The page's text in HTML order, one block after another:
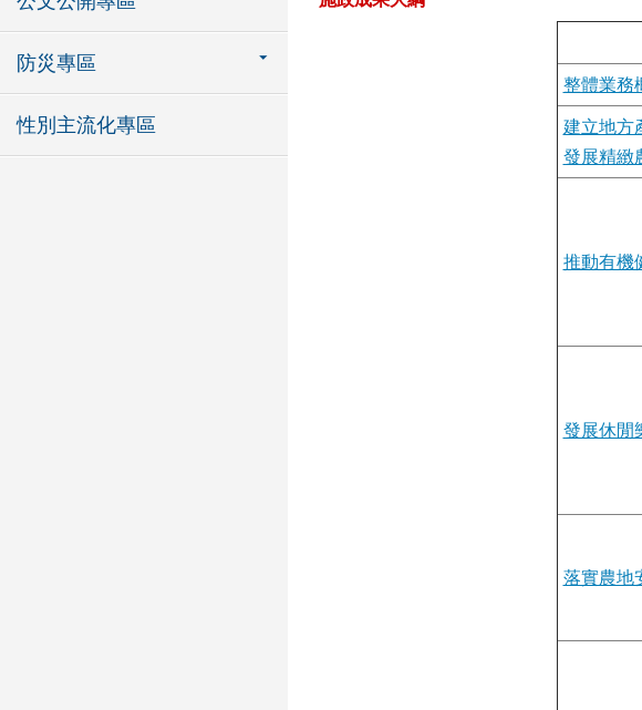
防災專區
性別主流化專區
整體業務
建立地方
發展精緻
推動有機
發展休閒
落實農地